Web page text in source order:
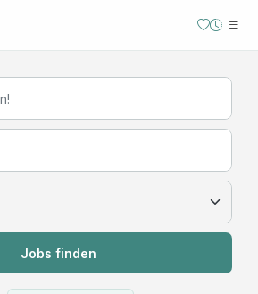
Jobs finden